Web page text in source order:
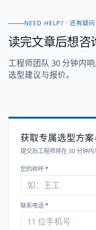
NEED HELP? · 还有疑问
读完文章后想咨
工程师团队 30 分钟内
选型建议与报价。
获取专属选型方
提交后工程师将在 30 分钟
您的称呼*
联系电话*